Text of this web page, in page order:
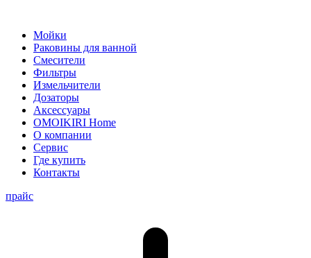
Мойки
Раковины для ванной
Смесители
Фильтры
Измельчители
Дозаторы
Аксессуары
OMOIKIRI Home
О компании
Сервис
Где купить
Контакты
прайс